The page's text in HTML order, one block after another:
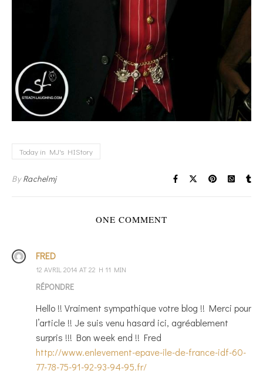
Today in MJ's HIStory
ByRachelmj
ONE COMMENT
FRED
12 AVRIL 2014 AT 22 H 11 MIN
RÉPONDRE
Hello !! Vraiment sympathique votre blog !! Merci pour
l’article !! Je suis venu hasard ici, agréablement
surpris !!! Bon week end !! Fred
http://www.enlevement-epave-ile-de-france-idf-60-
77-78-75-91-92-93-94-95.fr/